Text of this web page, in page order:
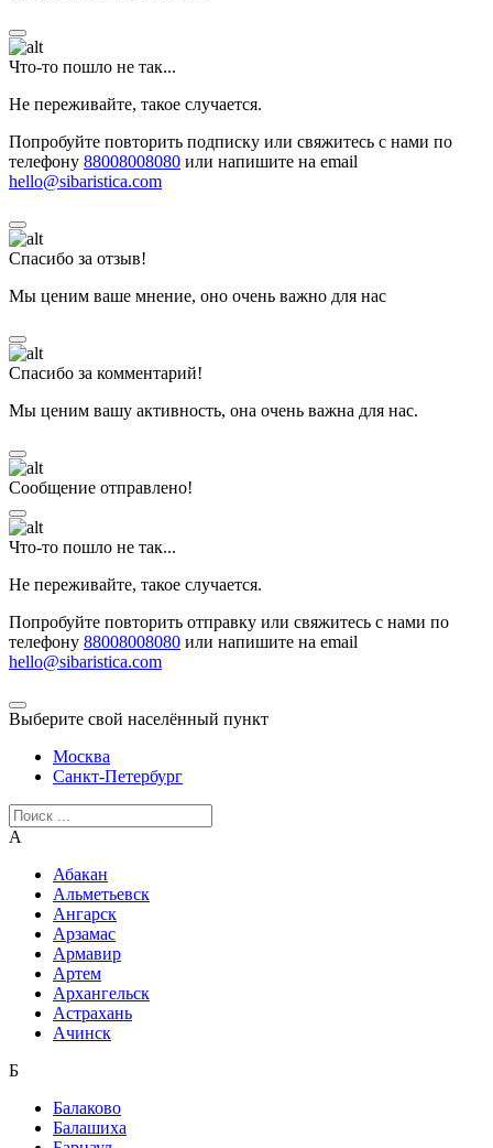
Что-то пошло не так...
Не переживайте, такое случается.
Попробуйте повторить подписку или свяжитесь с нами по
телефону 88008008080 или напишите на email
hello@sibaristica.com
Спасибо за отзыв!
Мы ценим ваше мнение, оно очень важно для нас
Спасибо за комментарий!
Мы ценим вашу активность, она очень важна для нас.
Сообщение отправлено!
Что-то пошло не так...
Не переживайте, такое случается.
Попробуйте повторить отправку или свяжитесь с нами по
телефону 88008008080 или напишите на email
hello@sibaristica.com
Выберите свой населённый пункт
Москва
Санкт-Петербург
А
Абакан
Альметьевск
Ангарск
Арзамас
Армавир
Артем
Архангельск
Астрахань
Ачинск
Б
Балаково
Балашиха